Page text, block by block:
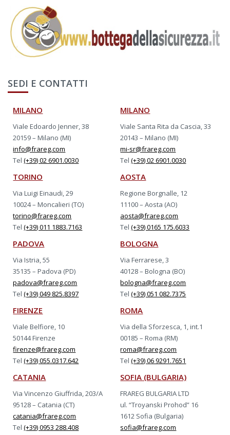
SEDI E CONTATTI
MILANO
Viale Edoardo Jenner, 38
20159 – Milano (MI)
info@frareg.com
Tel(+39) 02 6901.0030
MILANO
Viale Santa Rita da Cascia, 33
20143 – Milano (MI)
mi-sr@frareg.com
Tel(+39) 02 6901.0030
TORINO
Via Luigi Einaudi, 29
10024 – Moncalieri (TO)
torino@frareg.com
Tel(+39) 011 1883.7163
AOSTA
Regione Borgnalle, 12
11100 – Aosta (AO)
aosta@frareg.com
Tel(+39) 0165 175.6033
PADOVA
Via Istria, 55
35135 – Padova (PD)
padova@frareg.com
Tel(+39) 049 825.8397
BOLOGNA
Via Ferrarese, 3
40128 – Bologna (BO)
bologna@frareg.com
Tel(+39) 051 082.7375
FIRENZE
Viale Belfiore, 10
50144 Firenze
firenze@frareg.com
Tel(+39) 055.0317.642
ROMA
Via della Sforzesca, 1, int.1
00185 – Roma (RM)
roma@frareg.com
Tel(+39) 06 9291.7651
CATANIA
Via Vincenzo Giuffrida, 203/A
95128 – Catania (CT)
catania@frareg.com
Tel(+39) 0953 288.408
SOFIA (BULGARIA)
FRAREG BULGARIA LTD
ul. “Troyanski Prohod” 16
1612 Sofia (Bulgaria)
sofia@frareg.com